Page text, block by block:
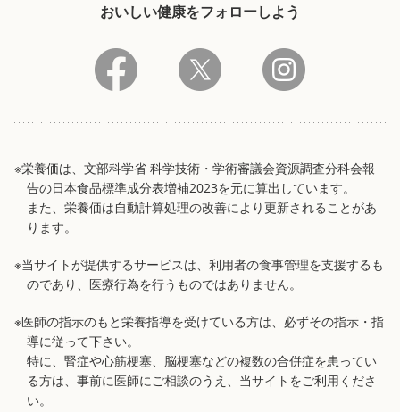
おいしい健康をフォローしよう
※栄養価は、文部科学省 科学技術・学術審議会資源調査分科会報
告の日本食品標準成分表増補2023を元に算出しています。
また、栄養価は自動計算処理の改善により更新されることがあ
ります。
※当サイトが提供するサービスは、利用者の食事管理を支援するも
のであり、医療行為を行うものではありません。
※医師の指示のもと栄養指導を受けている方は、必ずその指示・指
導に従って下さい。
特に、腎症や心筋梗塞、脳梗塞などの複数の合併症を患ってい
る方は、事前に医師にご相談のうえ、当サイトをご利用くださ
い。